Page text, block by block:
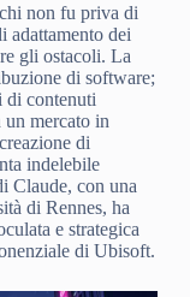
non fu priva di
adattamento dei
gli ostacoli. La
di software;
di contenuti
mercato in
di
indelebile
Claude, con una
di Rennes, ha
e strategica
di Ubisoft.